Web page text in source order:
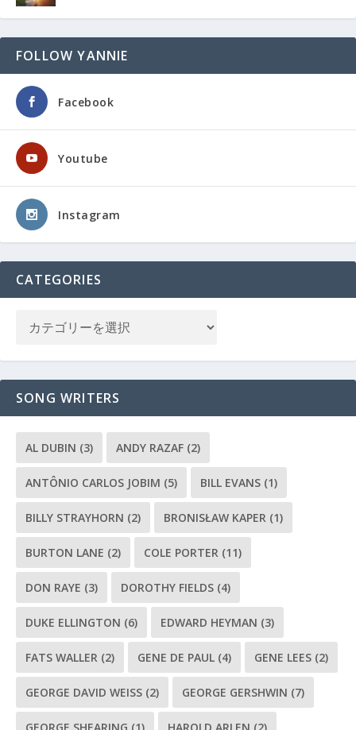
FOLLOW YANNIE
Facebook
Youtube
Instagram
CATEGORIES
SONG WRITERS
AL DUBIN (3) ANDY RAZAF (2)
ANTÔNIO CARLOS JOBIM (5) BILL EVANS (1)
BILLY STRAYHORN (2) BRONISŁAW KAPER (1)
BURTON LANE (2) COLE PORTER (11)
DON RAYE (3) DOROTHY FIELDS (4)
DUKE ELLINGTON (6) EDWARD HEYMAN (3)
FATS WALLER (2) GENE DE PAUL (4) GENE LEES (2)
GEORGE DAVID WEISS (2) GEORGE GERSHWIN (7)